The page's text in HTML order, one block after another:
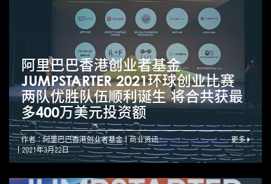
阿里巴巴香港创业者基金
JUMPSTARTER 2021环球创业比赛
两队优胜队伍顺利诞生 将合共获最
多400万美元投资额
作者：阿里巴巴香港创业者基金
商业资讯
2021年3月22日
更多